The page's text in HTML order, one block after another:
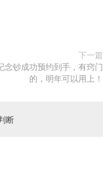
下一篇
念钞成功预约到手，有窍门
的，明年可以用上！
断